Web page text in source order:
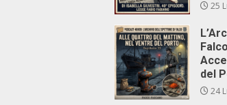
25
del
24